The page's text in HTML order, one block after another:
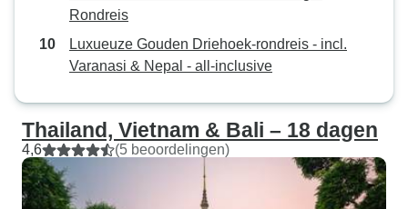
Rondreis
Luxueuze Gouden Driehoek-rondreis - incl.
Varanasi & Nepal - all-inclusive
Thailand, Vietnam & Bali – 18 dagen
4,6 (5 beoordelingen)